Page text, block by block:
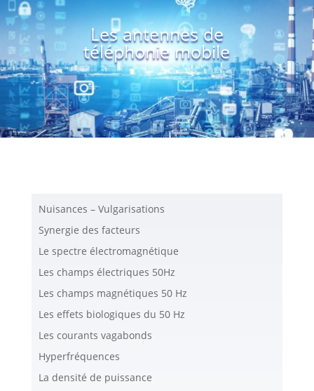
Les antennes de
téléphonie mobile
Nuisances – Vulgarisations
Synergie des facteurs
Le spectre électromagnétique
Les champs électriques 50Hz
Les champs magnétiques 50 Hz
Les effets biologiques du 50 Hz
Les courants vagabonds
Hyperfréquences
La densité de puissance